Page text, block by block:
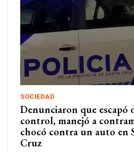
SOCIEDAD
Denunciaron que escapó
control, manejó a
chocó contra un auto en
Cruz